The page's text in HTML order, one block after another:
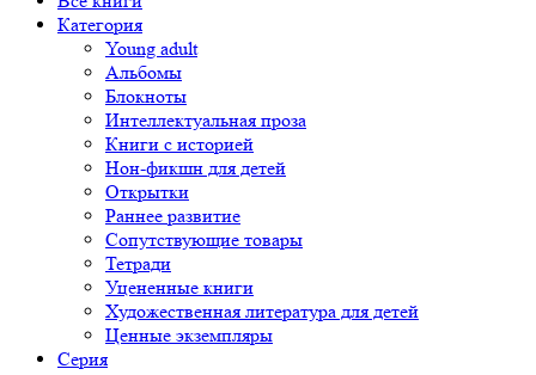
Категория
Young adult
Альбомы
Блокноты
Интеллектуальная проза
Книги с историей
Нон-фикшн для детей
Открытки
Раннее развитие
Сопутствующие товары
Тетради
Уцененные книги
Художественная литература для детей
Ценные экземпляры
Серия